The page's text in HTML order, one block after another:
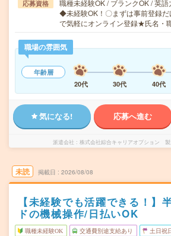
応募資格
職種未経験OK / ブランクOK / 英語
◆未経験OK！〇まずは事前登録
で気軽にオンライン登録★氏名・
職場の雰囲気
年齢層
20代
30代 40代
気になる! 応募へ進む
派遣会社 株式会社綜合キャリアオプション 製
未読 掲載日 2026/08/08
【未経験でも活躍できる！】
ドの機械操作/日払いOK
職種未経験OK 交通費別途支給あり 土日祝